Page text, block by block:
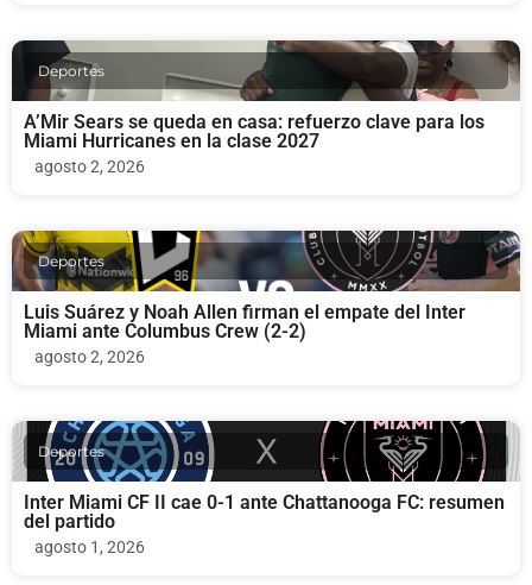
Deportes
A’Mir Sears se queda en casa: refuerzo clave para los
Miami Hurricanes en la clase 2027
agosto 2, 2026
Deportes
Luis Suárez y Noah Allen firman el empate del Inter
Miami ante Columbus Crew (2-2)
agosto 2, 2026
Deportes
Inter Miami CF II cae 0-1 ante Chattanooga FC: resumen
del partido
agosto 1, 2026